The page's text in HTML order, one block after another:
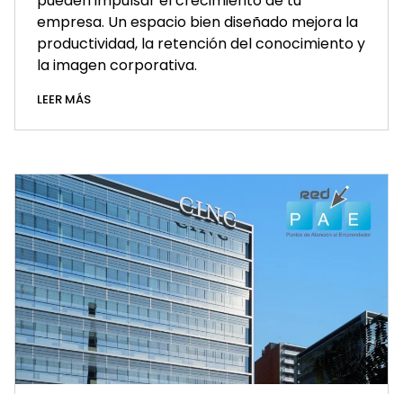
empresa. Un espacio bien diseñado mejora la
productividad, la retención del conocimiento y
la imagen corporativa.
LEER MÁS